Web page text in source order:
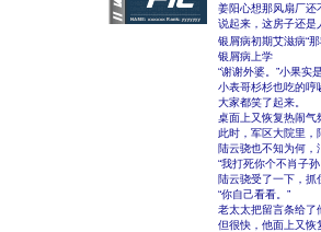
姜阳心想那风扇厂还
说起来，这房子还是
银屑病初期艾滋病“
银屑病上学
“谢谢外婆。”小果实
小表哥杉杉也吃的哼
大家都笑了起来。
桌面上又恢复热闹气
此时，军区大院里，
陆云骁也不知为何，
“我打死你个不肖子
陆云骁受了一下，抓
“你自己看看。”
老太太把留言条给了
但很快，他面上又恢